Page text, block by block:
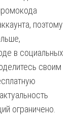
поэтому
в социальных
своим
ограничено.